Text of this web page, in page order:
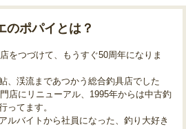
のポパイとは？
をつづけて、もうすぐ50周年になりま
、渓流まであつかう総合釣具店でした
店にリニューアル、1995年からは中古釣
ってます。
ルバイトから社員になった、釣り大好き